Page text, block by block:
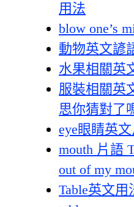
用法
blow one’s
動物英文諺
水果相關英
服裝相關英
思你猜對了
eye眼睛英文
mouth 片語
out of my
Table英文用